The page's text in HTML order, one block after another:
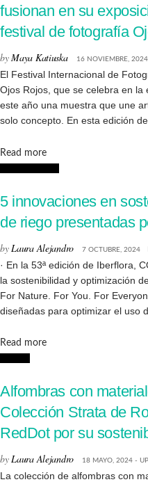
fusionan en su
festival de fotografía
byMaya Katiuska 16 NOVIEMBRE, 2024
El Festival Internacional de
Ojos Rojos, que se celebra en
este año una muestra que une
solo concepto. En esta edición
Read moreDetails
5 innovaciones en
de riego presentadas
by Laura Alejandro 7 OCTUBRE, 2024
· En la 53ª edición de Iberflora,
la sostenibilidad y optimización
For Nature. For You. For
diseñadas para optimizar el uso
Read moreDetails
Alfombras con
Colección Strata de
RedDot por su
byLaura Alejandro 18 MAYO, 2024 -
La colección de alfombras con